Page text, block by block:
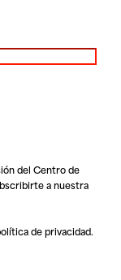
del Centro de
a nuestra
de privacidad.